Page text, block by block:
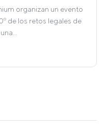
organizan un evento
de los retos legales de